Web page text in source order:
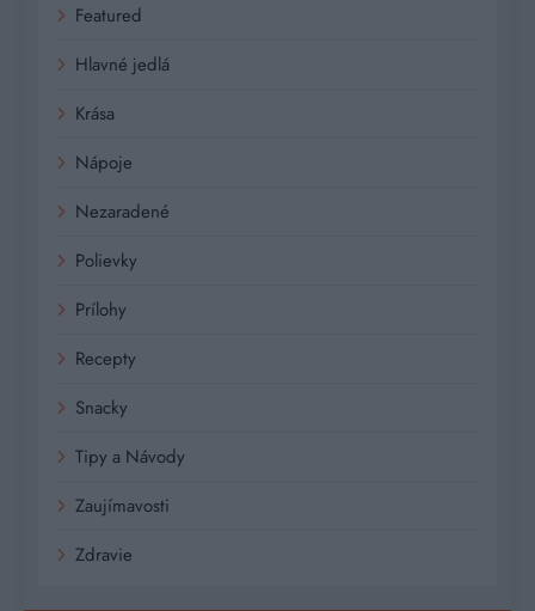
Featured
Hlavné jedlá
Krása
Nápoje
Nezaradené
Polievky
Prílohy
Recepty
Snacky
Tipy a Návody
Zaujímavosti
Zdravie